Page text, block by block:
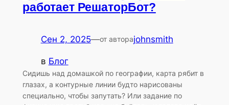
работает РешаторБот?
Сен 2, 2025—от автораjohnsmith
в Блог
Сидишь над домашкой по географии, карта рябит в
глазах, а контурные линии будто нарисованы
специально, чтобы запутать? Или задание по